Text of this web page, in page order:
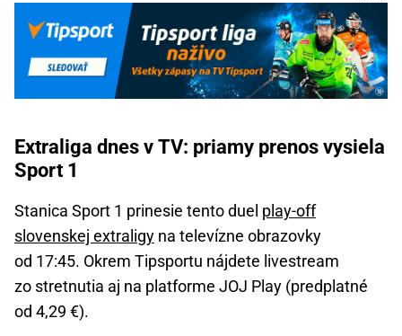
Extraliga dnes v TV: priamy prenos vysiela
Sport 1
Stanica Sport 1 prinesie tento duel play-off
slovenskej extraligy na televízne obrazovky
od 17:45. Okrem Tipsportu nájdete livestream
zo stretnutia aj na platforme JOJ Play (predplatné
od 4,29 €).